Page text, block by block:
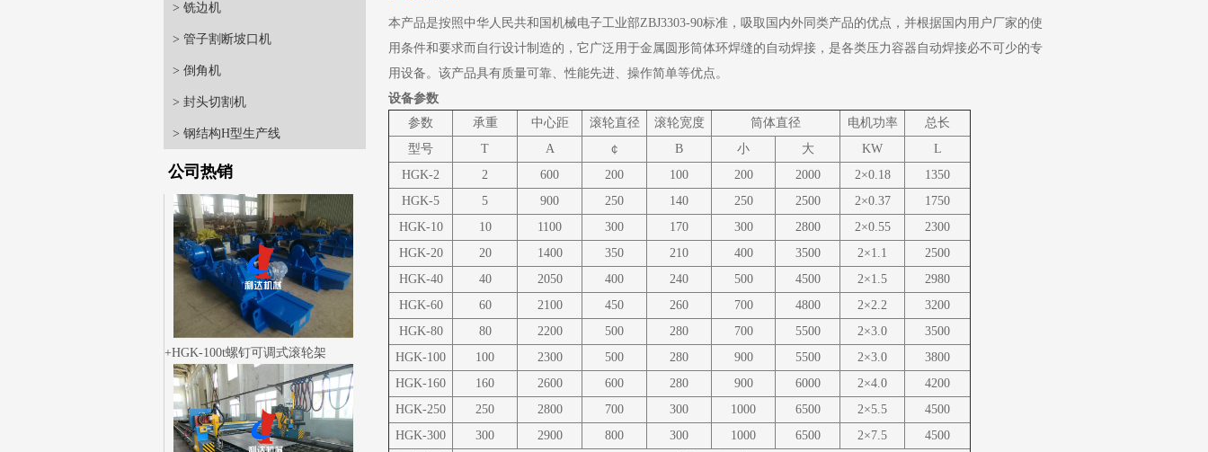
> 铣边机
> 管子割断坡口机
> 倒角机
> 封头切割机
> 钢结构H型生产线
公司热销
HGK-100t螺钉可调式滚轮架
本产品是按照中华人民共和国机械电子工业部ZBJ3303-90标准，吸取国内外同类产品的优点，并根据国内用户厂家的使
用条件和要求而自行设计制造的，它广泛用于金属圆形筒体环焊缝的自动焊接，是各类压力容器自动焊接必不可少的专
用设备。该产品具有质量可靠、性能先进、操作简单等优点。
设备参数
参数
承重 中心距 滚轮直径 滚轮宽度 筒体直径 电机功率
总长
型号
T A ￠ B 小 大 KW
L
HGK-2
2 600 200 100 200 2000 2×0.18
1350
HGK-5
5 900 250 140 250 2500 2×0.37
1750
HGK-10
10 1100 300 170 300 2800 2×0.55
2300
HGK-20
20 1400 350 210 400 3500 2×1.1
2500
HGK-40
40 2050 400 240 500 4500 2×1.5
2980
HGK-60
60 2100 450 260 700 4800 2×2.2
3200
HGK-80
80 2200 500 280 700 5500 2×3.0
3500
HGK-100
100 2300 500 280 900 5500 2×3.0
3800
HGK-160
160 2600 600 280 900 6000 2×4.0
4200
HGK-250
250 2800 700 300 1000 6500 2×5.5
4500
HGK-300
300 2900 800 300 1000 6500 2×7.5
4500